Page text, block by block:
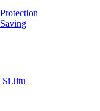
Jitu